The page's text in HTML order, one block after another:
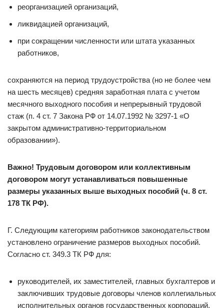
реорганизацией организаций,
ликвидацией организаций,
при сокращении численности или штата указанных
работников,
сохраняются на период трудоустройства (но не более чем
на шесть месяцев) средняя заработная плата с учетом
месячного выходного пособия и непрерывный трудовой
стаж (п. 4 ст. 7 Закона РФ от 14.07.1992 № 3297-1 «О
закрытом административно-территориальном
образовании»).
Важно! Трудовым договором или коллективным
договором могут устанавливаться повышенные
размеры указанных выше выходных пособий (ч. 8 ст.
178 ТК РФ).
Г. Следующим категориям работников законодательством
установлено ограничение размеров выходных пособий.
Согласно ст. 349.3 ТК РФ для:
руководителей, их заместителей, главных бухгалтеров и
заключивших трудовые договоры членов коллегиальных
исполнительных органов государственных корпораций,